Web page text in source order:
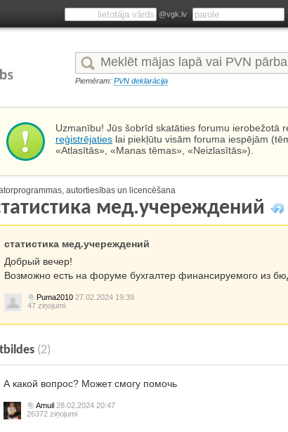
@vgk.lv
Piemēram: PVN deklarācija
Uzmanību! Jūs šobrīd skatāties forumu ierobežotā
reģistrējaties lai piekļūtu visām foruma iespējām
«Atlasītās», «Manas tēmas», «Neizlasītās»).
autortiesības un licencēšana
мед.учереждений
статистика мед.учереждений
Добрый вечер!
Возможно есть на форуме бухгалтер финансируемого из
Puma2010 27.02.2024 19:39
47 ziņojumi
(2)
А какой вопрос? Может смогу помочь
Amuil 28.02.2024 20:47
26372 ziņojumi